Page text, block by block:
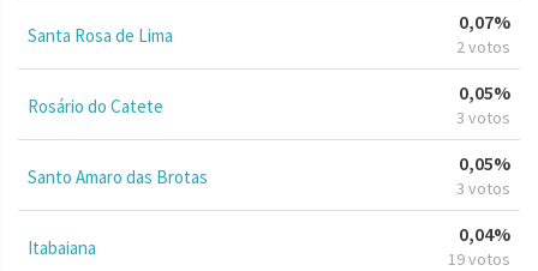
Santa Rosa de Lima
0,07%
2 votos
Rosário do Catete
0,05%
3 votos
Santo Amaro das Brotas
0,05%
3 votos
Itabaiana
0,04%
19 votos